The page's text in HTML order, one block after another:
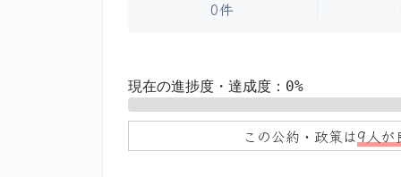
0件
現在の進捗度・達成度：0%
この公約・政策は9人が